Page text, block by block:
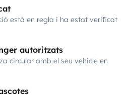
està en regla i ha estat verificat
autoritzats
circular amb el seu vehicle en